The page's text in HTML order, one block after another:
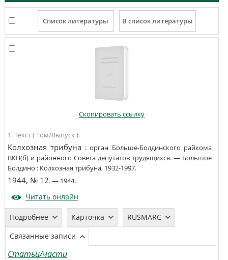
Скопировать ссылку
1. Текст ( Том/Выпуск ).
Колхозная трибуна : орган Больше-Болдинского райкома
ВКП(б) и районного Совета депутатов трудящихся. —Большое
Болдино :Колхозная трибуна,1932-1997.
1944, № 12. —1944.
Читать онлайн
Подробнее Карточка
RUSMARC
Связанные записи
Статьи/части